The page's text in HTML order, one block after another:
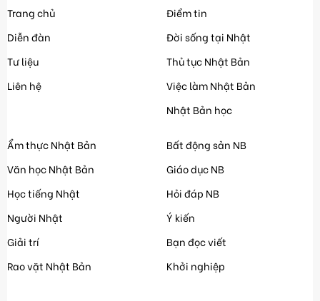
Trang chủ
Diễn đàn
Tư liệu
Liên hệ
Điểm tin
Đời sống tại Nhật
Thủ tục Nhật Bản
Việc làm Nhật Bản
Nhật Bản học
Ẩm thực Nhật Bản
Văn học Nhật Bản
Học tiếng Nhật
Người Nhật
Giải trí
Rao vặt Nhật Bản
Bất động sản NB
Giáo dục NB
Hỏi đáp NB
Ý kiến
Bạn đọc viết
Khởi nghiệp